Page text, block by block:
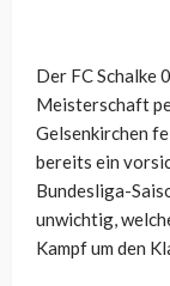
Der FC Schalke
Meisterschaft
Gelsenkirchen
bereits ein
Bundesliga-
unwichtig,
Kampf um den